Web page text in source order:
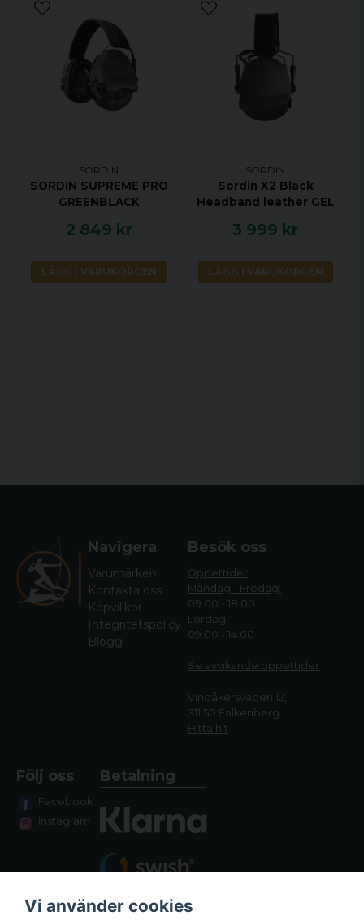
SORDIN
SORDIN SUPREME PRO
GREENBLACK
2 849 kr
LÄGG I VARUKORGEN
SORDIN
Sordin X2 Black
Headband leather GEL
3 999 kr
LÄGG I VARUKORGEN
Navigera
Varumärken
Kontakta oss
Köpvillkor
Integritetspolicy
Blogg
Besök oss
Öppettider
Måndag - Fredag:
09.00 - 18.00
Lördag:
09.00 - 14.00
Se avvikande öppettider
Vindåkersvägen 12,
311 50 Falkenberg
Hitta hit
Följ oss
Facebook
Instagram
Betalning
Vi använder cookies